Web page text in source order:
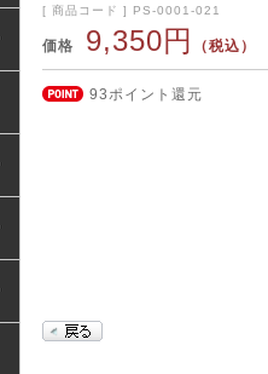
[ 商品コード ] PS-0001-021
価格 9,350円 （税込）
93ポイント還元